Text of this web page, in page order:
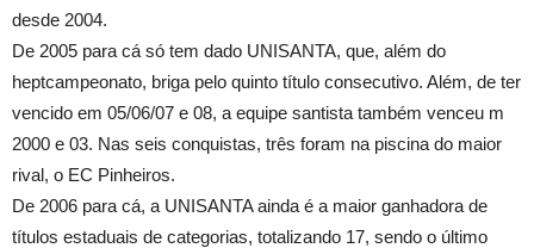
desde 2004.
De 2005 para cá só tem dado UNISANTA, que, além do
heptcampeonato, briga pelo quinto título consecutivo. Além, de ter
vencido em 05/06/07 e 08, a equipe santista também venceu m
2000 e 03. Nas seis conquistas, três foram na piscina do maior
rival, o EC Pinheiros.
De 2006 para cá, a UNISANTA ainda é a maior ganhadora de
títulos estaduais de categorias, totalizando 17, sendo o último